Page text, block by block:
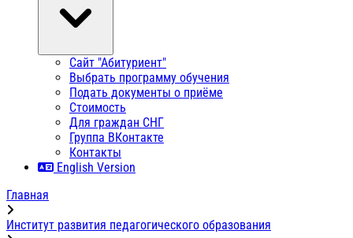
Сайт "Абитуриент"
Выбрать программу обучения
Подать документы о приёме
Стоимость
Для граждан СНГ
Группа ВКонтакте
Контакты
English Version
Главная
Институт развития педагогического образования